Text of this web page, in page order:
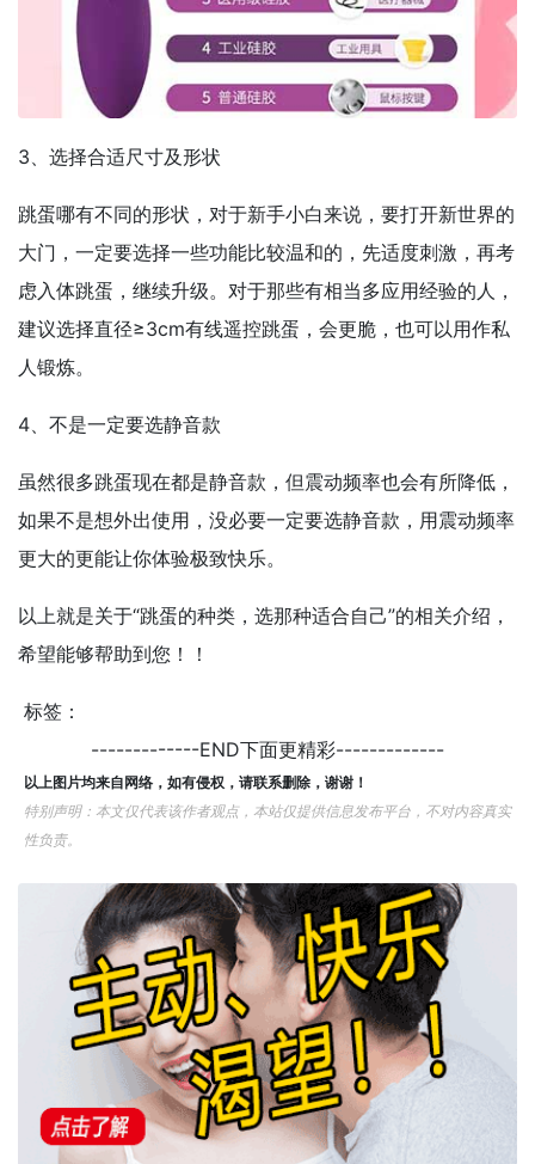
3、选择合适尺寸及形状
跳蛋哪有不同的形状，对于新手小白来说，要打开新世界的
大门，一定要选择一些功能比较温和的，先适度刺激，再考
虑入体跳蛋，继续升级。对于那些有相当多应用经验的人，
建议选择直径≥3cm有线遥控跳蛋，会更脆，也可以用作私
人锻炼。
4、不是一定要选静音款
虽然很多跳蛋现在都是静音款，但震动频率也会有所降低，
如果不是想外出使用，没必要一定要选静音款，用震动频率
更大的更能让你体验极致快乐。
以上就是关于“跳蛋的种类，选那种适合自己”的相关介绍，
希望能够帮助到您！！
标签：
-------------END下面更精彩-------------
以上图片均来自网络，如有侵权，请联系删除，谢谢！
特别声明：本文仅代表该作者观点，本站仅提供信息发布平台，不对内容真实
性负责。